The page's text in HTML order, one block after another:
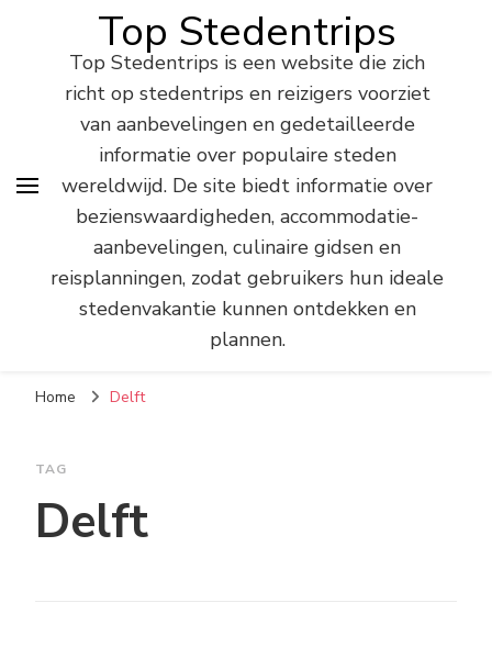
Top Stedentrips
Top Stedentrips is een website die zich
richt op stedentrips en reizigers voorziet
van aanbevelingen en gedetailleerde
informatie over populaire steden
wereldwijd. De site biedt informatie over
bezienswaardigheden, accommodatie-
aanbevelingen, culinaire gidsen en
reisplanningen, zodat gebruikers hun ideale
stedenvakantie kunnen ontdekken en
plannen.
Home Delft
TAG
Delft